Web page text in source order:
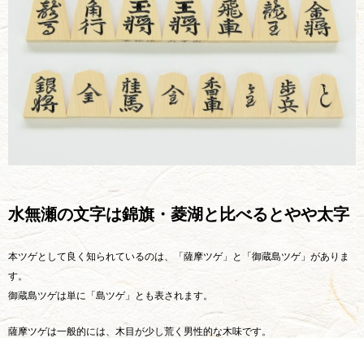
水無瀬の文字は錦旗・菱湖と比べるとやや太字
本ツゲとして良く知られているのは、「薩摩ツゲ」と「御蔵島ツゲ」がありま
す。
御蔵島ツゲは単に「島ツゲ」とも表されます。
薩摩ツゲは一般的には、木目が少し荒く男性的な木味です。